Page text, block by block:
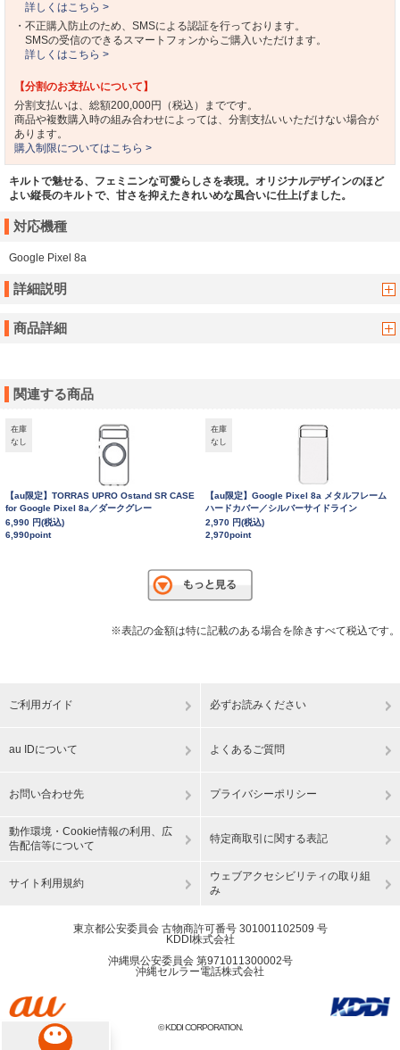
詳しくはこちら >
・不正購入防止のため、SMSによる認証を行っております。
SMSの受信のできるスマートフォンからご購入いただけます。
詳しくはこちら >
【分割のお支払いについて】
分割支払いは、総額200,000円（税込）までです。
商品や複数購入時の組み合わせによっては、分割支払いいただけない場合が
あります。
購入制限についてはこちら >
キルトで魅せる、フェミニンな可愛らしさを表現。オリジナルデザインのほど
よい縦長のキルトで、甘さを抑えたきれいめな風合いに仕上げました。
対応機種
Google Pixel 8a
詳細説明
商品詳細
関連する商品
在庫
なし
【au限定】TORRAS UPRO Ostand SR CASE
for Google Pixel 8a／ダークグレー
6,990 円(税込)
6,990point
在庫
なし
【au限定】Google Pixel 8a メタルフレーム
ハードカバー／シルバーサイドライン
2,970 円(税込)
2,970point
※表記の金額は特に記載のある場合を除きすべて税込です。
ご利用ガイド 必ずお読みください
au IDについて よくあるご質問
お問い合わせ先 プライバシーポリシー
動作環境・Cookie情報の利用、広
告配信等について
特定商取引に関する表記
サイト利用規約
ウェブアクセシビリティの取り組
み
東京都公安委員会 古物商許可番号 301001102509 号
KDDI株式会社
沖縄県公安委員会 第971011300002号
沖縄セルラー電話株式会社
© KDDI CORPORATION.